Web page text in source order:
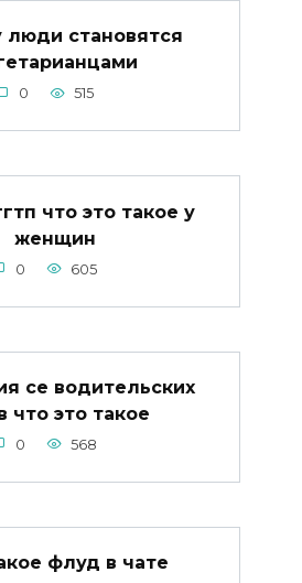
люди становятся
0 515
что это такое у
женщин
0 605
се водительских
что это такое
0 568
флуд в чате